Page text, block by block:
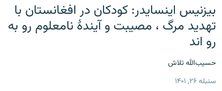
متن
اصلی
بازگشت
منوی
اصلی
مراجعه
افغانستان
منطقه
شرق میانه
خبرها
افغانستان
جدول نشرات
مصاحبه‌ها
بیزنیس اینسایدر: کودکان در افغانستان با
تهدید مرگ ، مصیبت و آیندۀ نامعلوم رو به
رو اند
حسیب‌الله تلاش
سنبله ۲۶, ۱۴۰۱